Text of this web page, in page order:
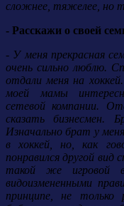
сложнее, тяжелее, но
- Расскажи о своей
- У меня прекрасная
очень сильно люблю.
отдали меня на
моей мамы
сетевой компании.
сказать бизнесмен.
Изначально брат у
в хоккей, но, как
понравился другой вид
такой же игровой
видоизмененными
принципе, не только